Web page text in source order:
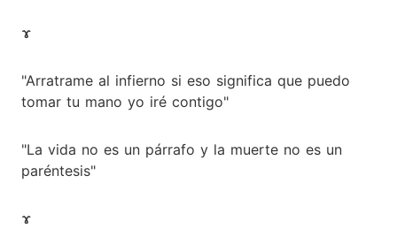
ɤ
"Arratrame al infierno si eso significa que puedo
tomar tu mano yo iré contigo"
"La vida no es un párrafo y la muerte no es un
paréntesis"
ɤ